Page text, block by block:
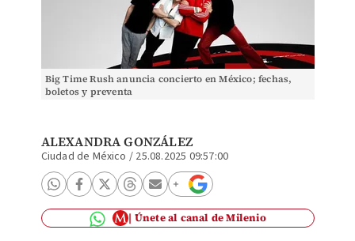
Big Time Rush anuncia concierto en México; fechas,
boletos y preventa
ALEXANDRA GONZÁLEZ
Ciudad de México / 25.08.2025 09:57:00
Únete al canal de Milenio